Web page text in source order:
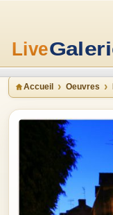
Accueil Oeuvres